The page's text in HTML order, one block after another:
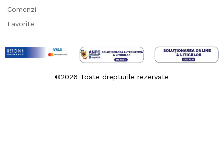
Comenzi
Favorite
©2026 Toate drepturile rezervate